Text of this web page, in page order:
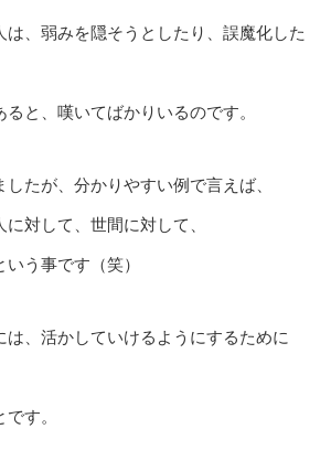
は、弱みを隠そうとしたり、誤魔化した
と、嘆いてばかりいるのです。
たが、分かりやすい例で言えば、
対して、世間に対して、
う事です（笑）
は、活かしていけるようにするために
す。